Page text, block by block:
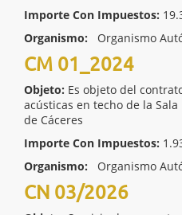
Importe Con Impuestos:
Organismo:
Organismo
CM 01_2024
Objeto: Es objeto del
acústicas en techo de la
de Cáceres
Importe Con Impuestos:
Organismo:
Organismo
CN 03/2026